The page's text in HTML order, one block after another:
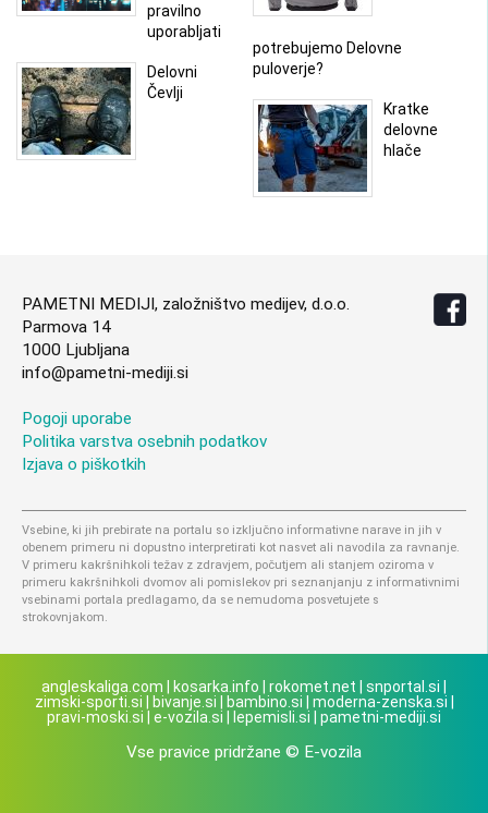
pravilno
uporabljati
potrebujemo Delovne
puloverje?
Delovni
Čevlji
Kratke
delovne
hlače
PAMETNI MEDIJI, založništvo medijev, d.o.o.
Parmova 14
1000 Ljubljana
info@pametni-mediji.si
Pogoji uporabe
Politika varstva osebnih podatkov
Izjava o piškotkih
Vsebine, ki jih prebirate na portalu so izključno informativne narave in jih v
obenem primeru ni dopustno interpretirati kot nasvet ali navodila za ravnanje.
V primeru kakršnihkoli težav z zdravjem, počutjem ali stanjem oziroma v
primeru kakršnihkoli dvomov ali pomislekov pri seznanjanju z informativnimi
vsebinami portala predlagamo, da se nemudoma posvetujete s
strokovnjakom.
angleskaliga.com kosarka.info rokomet.net snportal.si
zimski-sporti.si
bivanje.si bambino.si moderna-zenska.si
pravi-moski.si
e-vozila.si lepemisli.si pametni-mediji.si
Vse pravice pridržane © E-vozila